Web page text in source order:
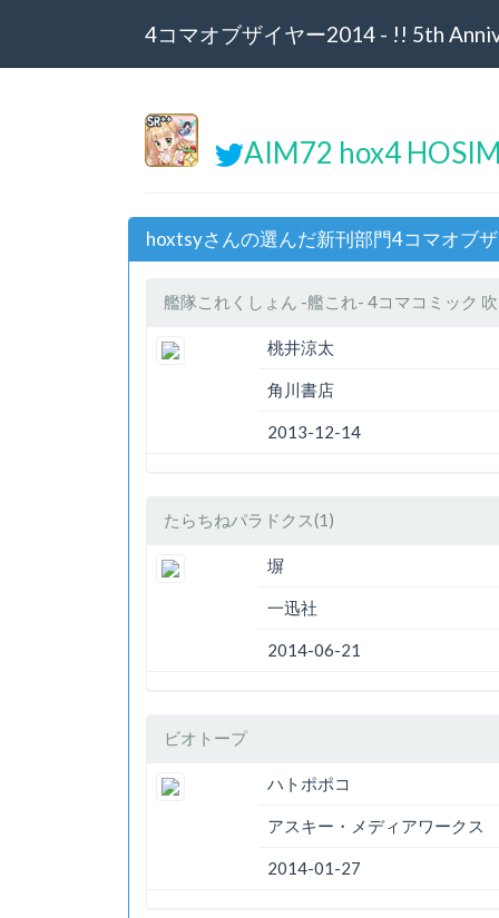
4コマオブザイヤー2014 - !! 5th
AIM72 hox4
hoxtsyさんの選んだ新刊部門4コマオブ
艦隊これくしょん -艦これ- 4コマコミック
桃井涼太
角川書店
2013-12-14
たらちねパラドクス(1)
塀
一迅社
2014-06-21
ビオトープ
ハトポポコ
アスキー・メディアワークス
2014-01-27